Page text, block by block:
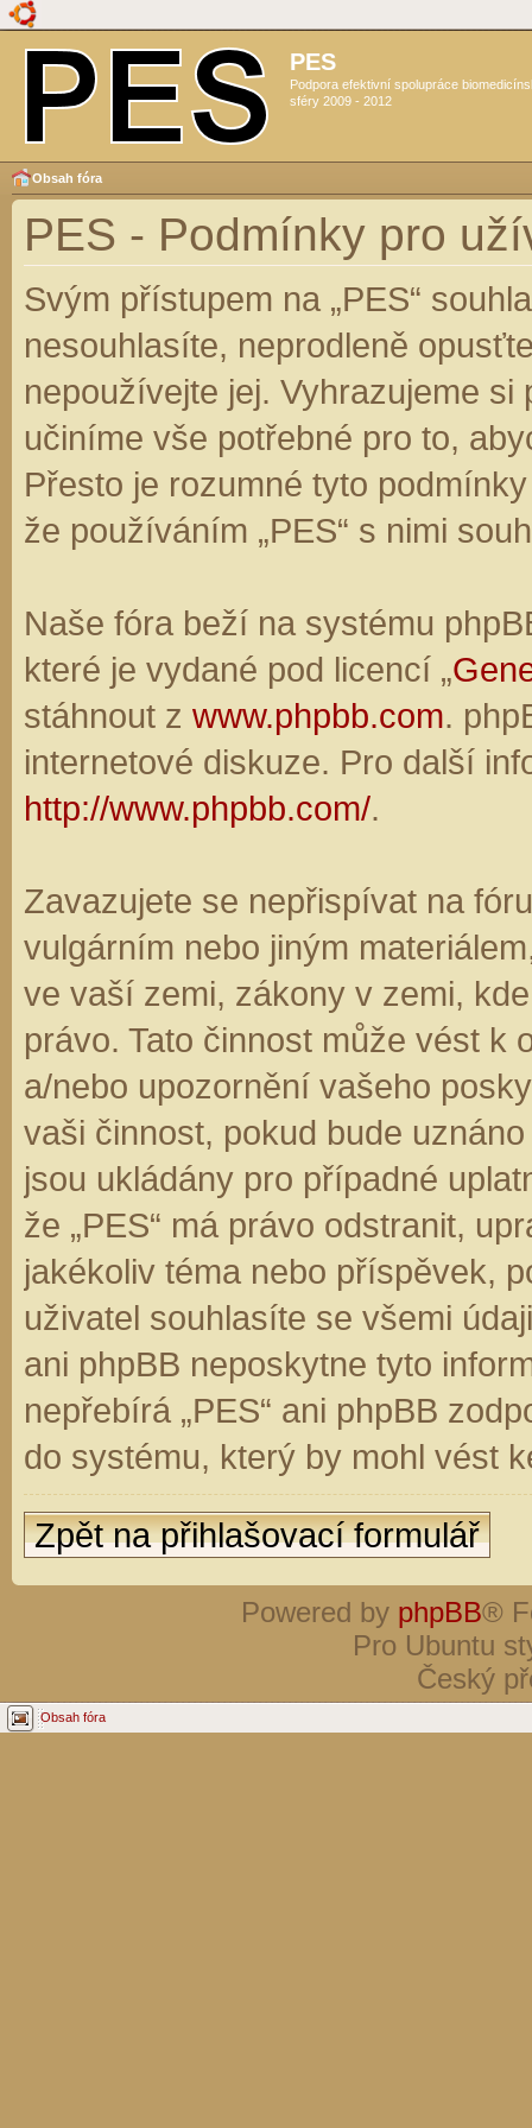
PES
Podpora efektivní spolupráce
sféry 2009 - 2012
Obsah fóra
PES - Podmínky pro
Svým přístupem na „PES“
nesouhlasíte, neprodleně
nepoužívejte jej. Vyhrazujeme
učiníme vše potřebné pro to,
Přesto je rozumné tyto
že používáním „PES“ s nimi
Naše fóra beží na systému
které je vydané pod licencí „
stáhnout z www.phpbb.com.
internetové diskuze. Pro další
http://www.phpbb.com/.
Zavazujete se nepřispívat na
vulgárním nebo jiným
ve vaší zemi, zákony v zemi,
právo. Tato činnost může vést k
a/nebo upozornění vašeho
vaši činnost, pokud bude
jsou ukládány pro případné
že „PES“ má právo odstranit,
jakékoliv téma nebo příspěvek,
uživatel souhlasíte se všemi
ani phpBB neposkytne tyto
nepřebírá „PES“ ani phpBB
do systému, který by mohl vést
Zpět na přihlašovací formulář
Powered by phpBB®
Pro Ubuntu
Český
Obsah fóra